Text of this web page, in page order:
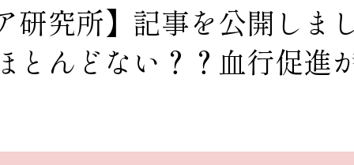
研究所】記事を公開しま
とんどない？？血行促進